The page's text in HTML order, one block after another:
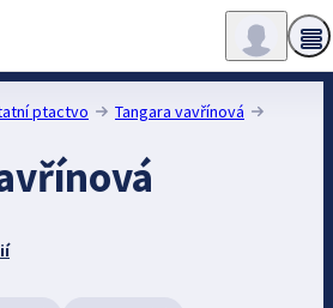
ptactvo
Tangara vavřínová